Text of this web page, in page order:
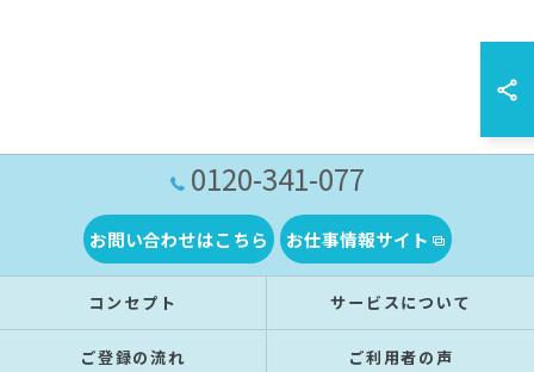
0120-341-077
お問い合わせはこちら お仕事情報サイト
コンセプト サービスについて
ご登録の流れ ご利用者の声